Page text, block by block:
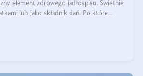
element zdrowego jadłospisu. Świetnie
lub jako składnik dań. Po które